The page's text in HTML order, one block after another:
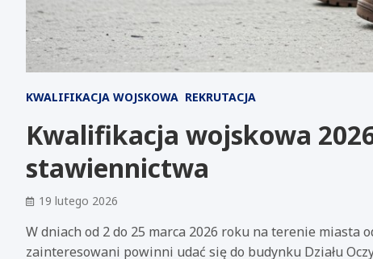
KWALIFIKACJA WOJSKOWA REKRUTACJA
Kwalifikacja wojskowa
stawiennictwa
19 lutego 2026
W dniach od 2 do 25 marca 2026 roku na terenie miasta
zainteresowani powinni udać się do budynku Działu